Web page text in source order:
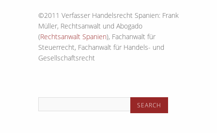
©2011 Verfasser Handelsrecht Spanien: Frank
Müller, Rechtsanwalt und Abogado
(Rechtsanwalt Spanien), Fachanwalt für
Steuerrecht, Fachanwalt für Handels- und
Gesellschaftsrecht